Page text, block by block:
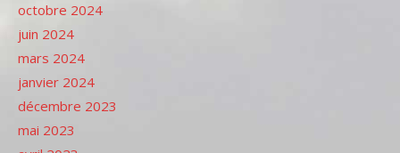
octobre 2024
juin 2024
mars 2024
janvier 2024
décembre 2023
mai 2023